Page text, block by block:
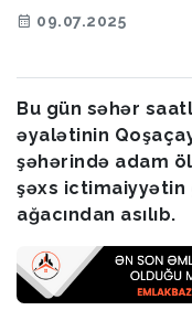
09.07.2025
Bu gün səhər
əyalətinin
şəhərində adam
şəxs ictimaiyyətin
ağacından asılıb.